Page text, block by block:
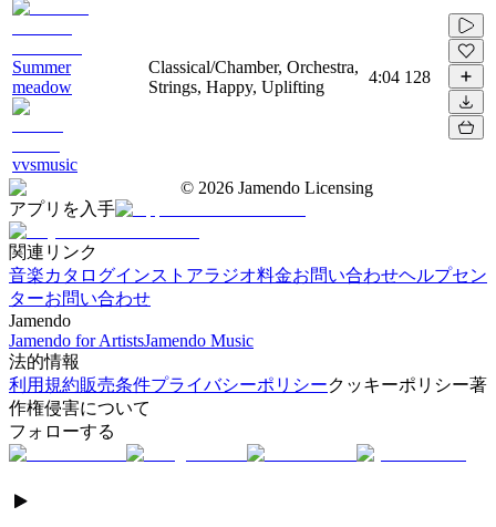
Summer
meadow
vvsmusic
Classical/Chamber, Orchestra,
Strings, Happy, Uplifting
4:04 128
© 2026 Jamendo Licensing
アプリを入手
関連リンク
音楽カタログインストアラジオ料金お問い合わせヘルプセン
ターお問い合わせ
Jamendo
Jamendo for ArtistsJamendo Music
法的情報
利用規約販売条件プライバシーポリシークッキーポリシー著
作権侵害について
フォローする